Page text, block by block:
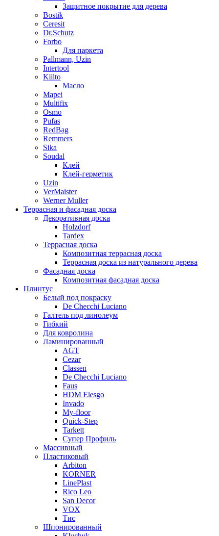
Защитное покрытие для дерева
Bostik
Ceresit
Dr.Schutz
Forbo
Для паркета
Pallmann, Uzin
Intertool
Kiilto
Масло
Mapei
Multifix
Osmo
Pufas
RedBag
Remmers
Sika
Soudal
Клей
Клей-герметик
Uzin
VerMaister
Werner Muller
Террасная и фасадная доска
Декоративная доска
Holzdorf
Tardex
Террасная доска
Композитная террасная доска
Террасная доска из натурального дерева
Фасадная доска
Композитная фасадная доска
Плинтус
Белый под покраску
De Checchi Luciano
Галтель под линолеум
Гибкий
Для ковролина
Ламинированный
AGT
Cezar
Classen
De Checchi Luciano
Faus
HDM Elesgo
Invado
My-floor
Quick-Step
Tarkett
Супер Профиль
Массивный
Пластиковый
Arbiton
KORNER
LinePlast
Rico Leo
San Decor
VOX
Тис
Шпонированный